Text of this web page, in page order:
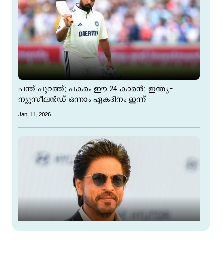
പന്ത് പുറത്ത്; പകരം ഈ 24 കാരന്‍; ഇന്ത്യ-
ന്യൂസീലന്‍ഡ് ഒന്നാം ഏ‌കദിനം ഇന്ന്
Jan 11, 2026